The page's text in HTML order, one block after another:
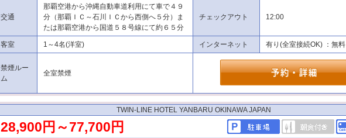
交通
那覇空港から沖縄自動車道利用にて車で４９
分（那覇ＩＣ～石川ＩＣから西側へ５分）ま
たは那覇空港から国道５８号線にて約６５分
チェックアウト 12:00
客室 1～4名(洋室) インターネット 有り(全室接続OK) ：無料
禁煙ルー
ム
全室禁煙
TWIN-LINE HOTEL YANBARU OKINAWA JAPAN
28,900円～77,700円